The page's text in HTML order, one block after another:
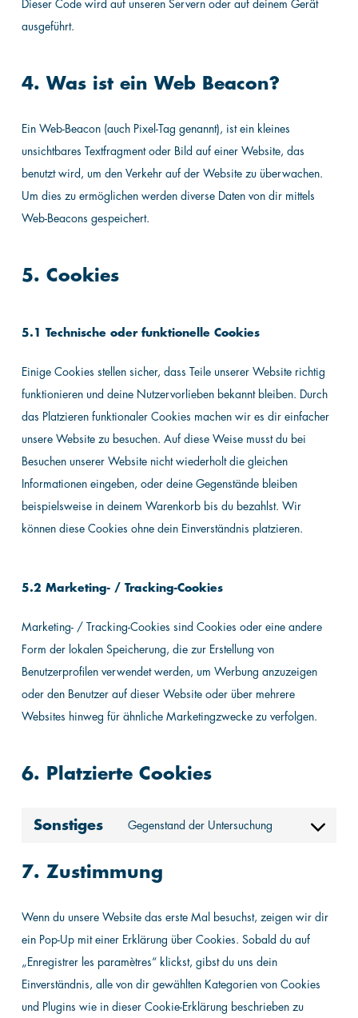
Dieser Code wird auf unseren Servern oder auf deinem Gerät
ausgeführt.
4. Was ist ein Web Beacon?
Ein Web-Beacon (auch Pixel-Tag genannt), ist ein kleines
unsichtbares Textfragment oder Bild auf einer Website, das
benutzt wird, um den Verkehr auf der Website zu überwachen.
Um dies zu ermöglichen werden diverse Daten von dir mittels
Web-Beacons gespeichert.
5. Cookies
5.1 Technische oder funktionelle Cookies
Einige Cookies stellen sicher, dass Teile unserer Website richtig
funktionieren und deine Nutzervorlieben bekannt bleiben. Durch
das Platzieren funktionaler Cookies machen wir es dir einfacher
unsere Website zu besuchen. Auf diese Weise musst du bei
Besuchen unserer Website nicht wiederholt die gleichen
Informationen eingeben, oder deine Gegenstände bleiben
beispielsweise in deinem Warenkorb bis du bezahlst. Wir
können diese Cookies ohne dein Einverständnis platzieren.
5.2 Marketing- / Tracking-Cookies
Marketing- / Tracking-Cookies sind Cookies oder eine andere
Form der lokalen Speicherung, die zur Erstellung von
Benutzerprofilen verwendet werden, um Werbung anzuzeigen
oder den Benutzer auf dieser Website oder über mehrere
Websites hinweg für ähnliche Marketingzwecke zu verfolgen.
6. Platzierte Cookies
Sonstiges Gegenstand der Untersuchung
Consent
7. Zustimmung
Wenn du unsere Website das erste Mal besuchst, zeigen wir dir
ein Pop-Up mit einer Erklärung über Cookies. Sobald du auf
„Enregistrer les paramètres“ klickst, gibst du uns dein
Einverständnis, alle von dir gewählten Kategorien von Cookies
und Plugins wie in dieser Cookie-Erklärung beschrieben zu